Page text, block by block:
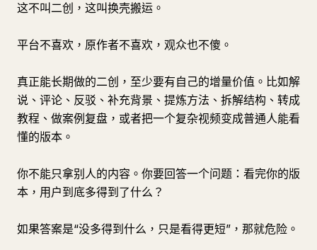
这不叫二创，这叫换壳搬运。
平台不喜欢，原作者不喜欢，观众也不傻。
真正能长期做的二创，至少要有自己的增量价值。比如解
说、评论、反驳、补充背景、提炼方法、拆解结构、转成
教程、做案例复盘，或者把一个复杂视频变成普通人能看
懂的版本。
你不能只拿别人的内容。你要回答一个问题：看完你的版
本，用户到底多得到了什么？
如果答案是“没多得到什么，只是看得更短”，那就危险。